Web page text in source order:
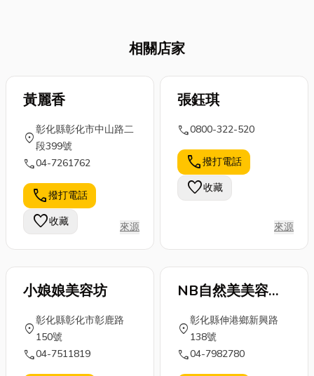
牛郎織女！這
個橫跨亞洲、
感與美好願望
的特別日子，
遠比你想像的
還要豐富多
元。從我們熟
悉的台灣獨特
「做十六歲」
成年禮，到日
本...
被洗壞，例
綢、訂製和高
檔服裝、羽絨
物、複雜設計
物、皮革、毛
料、有污漬的
都需要特殊的
清洗方...
裝工廠排風扇
以下小編會說
改善室內溫度
的原理及建議
可安裝的位
扇｜改善溫度
相關店家
黃麗香
location_on
彰化縣彰化市中山路二
段399號
call04-7261762
call撥打電話
favorite收藏 來源
張鈺琪
call0800-322-520
call撥打電話
favorite收藏
來源
小娘娘美容坊
location_on
彰化縣彰化市彰鹿路
150號
call04-7511819
NB自然美美容名
店(新興店)
location_on
彰化縣伸港鄉新興路
138號
call04-7982780